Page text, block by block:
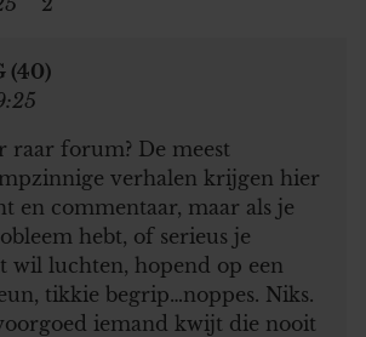
(40)
raar forum? De meest
verhalen krijgen hier
en commentaar, maar als je
hebt, of serieus je
wil luchten, hopend op een
tikkie begrip…noppes. Niks.
iemand kwijt die nooit